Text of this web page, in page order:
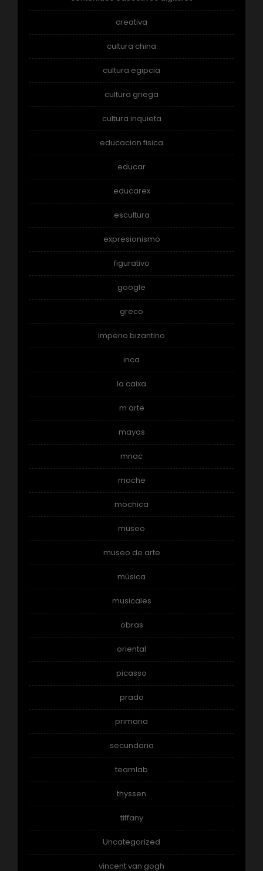
creativa
cultura china
cultura egipcia
cultura griega
cultura inquieta
educacion fisica
educar
educarex
escultura
expresionismo
figurativo
google
greco
imperio bizantino
inca
la caixa
m arte
mayas
mnac
moche
mochica
museo
museo de arte
música
musicales
obras
oriental
picasso
prado
primaria
secundaria
teamlab
thyssen
tiffany
Uncategorized
vincent van gogh